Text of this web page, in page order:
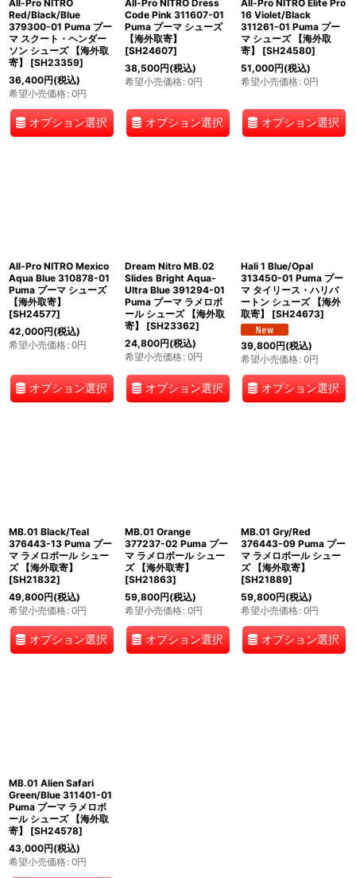
All-Pro NITRO
Red/Black/Blue
379300-01 Puma プー
マ スクート・ヘンダー
ソン シューズ 【海外取
寄】
[SH23359]
36,400円(税込)
希望小売価格: 0円
オプション選択
All-Pro NITRO Dress
Code Pink 311607-01
Puma プーマ シューズ
【海外取寄】
[SH24607]
38,500円(税込)
希望小売価格: 0円
オプション選択
All-Pro NITRO Elite Pro
16 Violet/Black
311261-01 Puma プー
マ シューズ 【海外取
寄】
[SH24580]
51,000円(税込)
希望小売価格: 0円
オプション選択
All-Pro NITRO Mexico
Aqua Blue 310878-01
Puma プーマ シューズ
【海外取寄】
[SH24577]
42,000円(税込)
希望小売価格: 0円
オプション選択
Dream Nitro MB.02
Slides Bright Aqua-
Ultra Blue 391294-01
Puma プーマ ラメロボ
ール シューズ 【海外取
寄】
[SH23362]
24,800円(税込)
希望小売価格: 0円
オプション選択
Hali 1 Blue/Opal
313450-01 Puma プー
マ タイリース・ハリバ
ートン シューズ 【海外
取寄】
[SH24673]
39,800円(税込)
希望小売価格: 0円
オプション選択
MB.01 Black/Teal
376443-13 Puma プー
マ ラメロボール シュー
ズ 【海外取寄】
[SH21832]
49,800円(税込)
希望小売価格: 0円
オプション選択
MB.01 Orange
377237-02 Puma プー
マ ラメロボール シュー
ズ 【海外取寄】
[SH21863]
59,800円(税込)
希望小売価格: 0円
オプション選択
MB.01 Gry/Red
376443-09 Puma プー
マ ラメロボール シュー
ズ 【海外取寄】
[SH21889]
59,800円(税込)
希望小売価格: 0円
オプション選択
MB.01 Alien Safari
Green/Blue 311401-01
Puma プーマ ラメロボ
ール シューズ 【海外取
寄】
[SH24578]
43,000円(税込)
希望小売価格: 0円